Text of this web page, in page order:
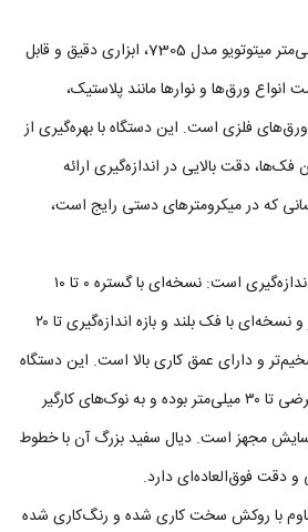
ضخامت سنج عقربه‌‎ای 20 میلی‌متر میتوتویو مدل 7305، ابزاری دقیق و قابل‌
انواع ورق‌ها و نوارها مانند پلاستیک،
ورق‌های فلزی است. این دستگاه با بهره‌گیری از
فک‌ها، دقت بالایی در اندازه‌گیری ارائه
که در میکرومترهای دستی رایج است،
مدل ارائه‌شده دارای دو بازه اندازه‌گیری است: نسخه‌ای با گستره ۰ تا ۱۰
میلی‌متر و دقت ۰.۰۱ میلی‌متر و نسخه‌ای با فک بلند و بازه اندازه‌گیری تا ۲۰
و دارای عمق کاری بالا است. این دستگاه
دارای فریم عمیق با ظرفیت عرضی تا ۳۰ میلی‌متر بوده و به نوک‌های کارگیر
مجهز است. دیال سفید بزرگ آن با خطوط
مقاوم با روکش سخت‌ کاری‌ شده و رنگ‌کاری‌ شده